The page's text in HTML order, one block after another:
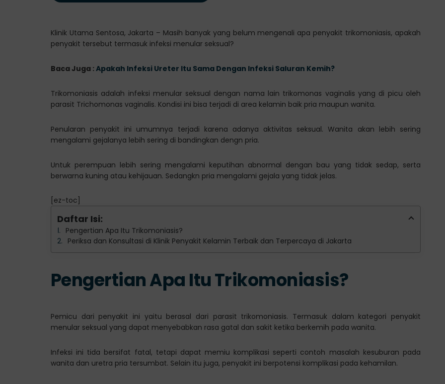
Klinik Utama Sentosa, Jakarta – Masih banyak yang belum mengenali apa penyakit trikomoniasis, apakah
penyakit tersebut termasuk infeksi menular seksual?
Baca Juga : Apakah Infeksi Ureter Itu Sama Dengan Infeksi Saluran Kemih?
Trikomoniasis adalah infeksi menular seksual dengan nama lain trikomonas vaginalis yang di picu oleh
parasit Trichomonas vaginalis. Kondisi ini bisa terjadi di area kelamin baik pria maupun wanita.
Penularan penyakit ini umumnya terjadi karena adanya aktivitas seksual. Wanita akan lebih sering
mengalami gejalanya lebih sering di bandingkan dengn pria.
Untuk perempuan lebih sering mengalami keputihan abnormal dengan bau yang tidak sedap, serta
berwarna kuning atau kehijauan. Sedangkn pria mengalami gejala yang tidak jelas.
[ez-toc]
Daftar Isi:
Pengertian Apa Itu Trikomoniasis?
Periksa dan Konsultasi di Klinik Penyakit Kelamin Terbaik dan Terpercaya di Jakarta
Pengertian Apa Itu Trikomoniasis?
Pemicu dari penyakit ini yaitu berasal dari parasit trikomoniasis. Termasuk dalam kategori penyakit
menular seksual yang dapat menyebabkan rasa gatal dan sakit ketika berkemih pada wanita.
Infeksi ini tida bersifat fatal, tetapi dapat memiu komplikasi seperti contoh masalah kesuburan pada
wanita dan uretra pria tersumbat. Selain itu juga, penyakit ini berpotensi komplikasi pada kehamilan.